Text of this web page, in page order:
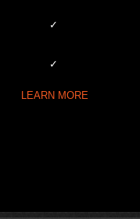
✓
✓
LEARN MORE